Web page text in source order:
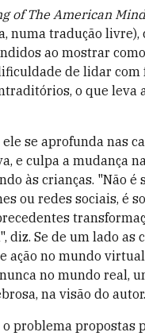
of The American Mind
numa tradução livre),
ao mostrar
de lidar com
o que leva
se aprofunda nas
e culpa a mudança
às crianças. "Não é
ou redes sociais, é
diz. Se de um lado as
ação no mundo
no mundo real,
na visão do autor.
o problema propostas